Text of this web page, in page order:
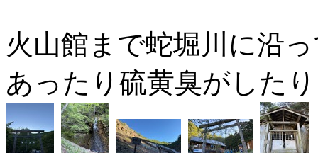
火山館まで蛇堀川に沿
あったり硫黄臭がした